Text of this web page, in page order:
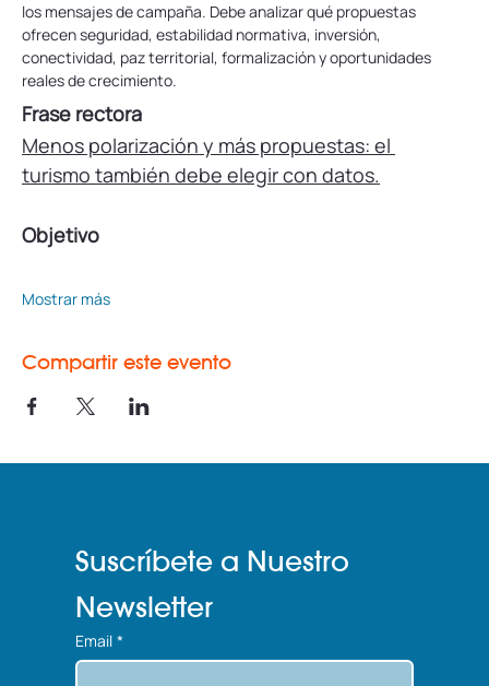
los mensajes de campaña. Debe analizar qué propuestas
ofrecen seguridad, estabilidad normativa, inversión,
conectividad, paz territorial, formalización y oportunidades
reales de crecimiento.
Frase rectora
Menos polarización y más propuestas: el
turismo también debe elegir con datos.
Objetivo
Mostrar más
Compartir este evento
Suscríbete a Nuestro
Newsletter
Email *